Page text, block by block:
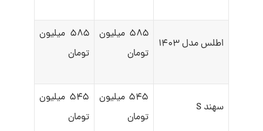
اطلس مدل ۱۴۰۳
۵۸۵ میلیون
تومان
۵۸۵ میلیون
تومان
سهند S
۵۴۵ میلیون
تومان
۵۴۵ میلیون
تومان